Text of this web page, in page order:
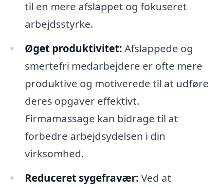
til en mere afslappet og fokuseret
arbejdsstyrke.
Øget produktivitet: Afslappede og
smertefri medarbejdere er ofte mere
produktive og motiverede til at udføre
deres opgaver effektivt.
Firmamassage kan bidrage til at
forbedre arbejdsydelsen i din
virksomhed.
Reduceret sygefravær: Ved at